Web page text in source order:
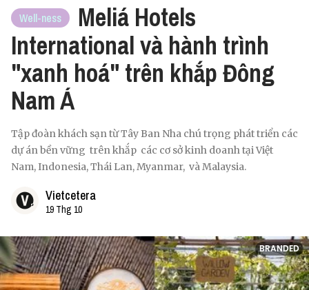
Well-ness
Meliá Hotels
International và hành trình
"xanh hoá" trên khắp Đông
Nam Á
Tập đoàn khách sạn từ Tây Ban Nha chú trọng phát triển các
dự án bền vững trên khắp các cơ sở kinh doanh tại Việt
Nam, Indonesia, Thái Lan, Myanmar, và Malaysia.
Vietcetera
19 Thg 10
BRANDED